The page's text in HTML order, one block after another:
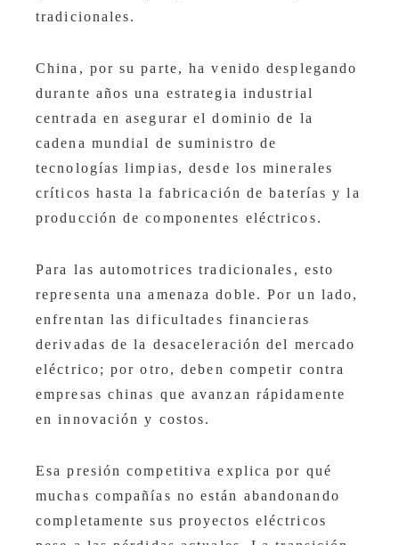
tradicionales.
China, por su parte, ha venido desplegando
durante años una estrategia industrial
centrada en asegurar el dominio de la
cadena mundial de suministro de
tecnologías limpias, desde los minerales
críticos hasta la fabricación de baterías y la
producción de componentes eléctricos.
Para las automotrices tradicionales, esto
representa una amenaza doble. Por un lado,
enfrentan las dificultades financieras
derivadas de la desaceleración del mercado
eléctrico; por otro, deben competir contra
empresas chinas que avanzan rápidamente
en innovación y costos.
Esa presión competitiva explica por qué
muchas compañías no están abandonando
completamente sus proyectos eléctricos